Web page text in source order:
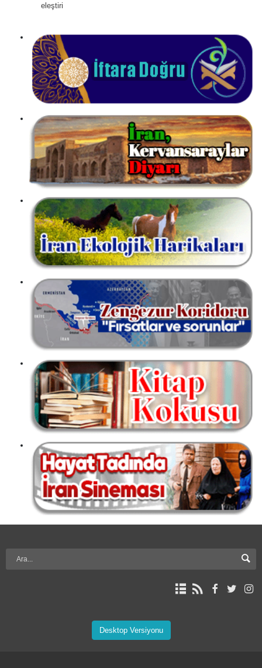
eleştiri
Desktop Versiyonu